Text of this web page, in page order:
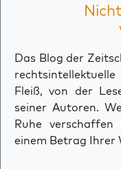
Das Blog der
Fleiß, von der
seiner Autoren.
Ruhe
einem Betrag Ihrer